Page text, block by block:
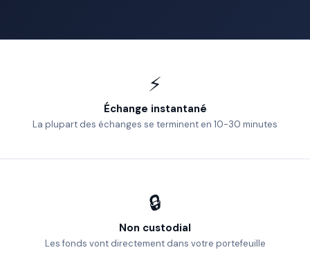
⚡
Échange instantané
La plupart des échanges se terminent en 10-30 minutes
🔒
Non custodial
Les fonds vont directement dans votre portefeuille